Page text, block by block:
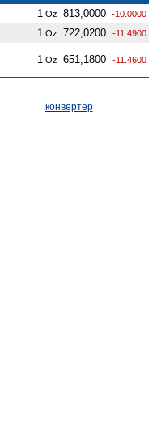
1 Oz 813,0000 -10.0000
1 Oz 722,0200 -11.4900
1 Oz 651,1800 -11.4600
конвертер